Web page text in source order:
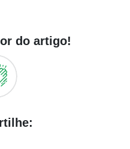
do artigo!